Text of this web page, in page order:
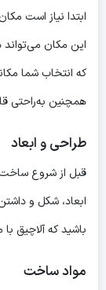
ابتدا نیاز است
این مکان
که انتخاب شما
همچنین به‌راحتی
طراحی و ابعاد
قبل از شروع
ابعاد، شکل و
باشید که آلاچیق
مواد ساخت